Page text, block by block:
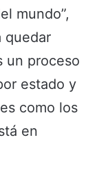
mundo”,
quedar
un proceso
estado y
como los
en